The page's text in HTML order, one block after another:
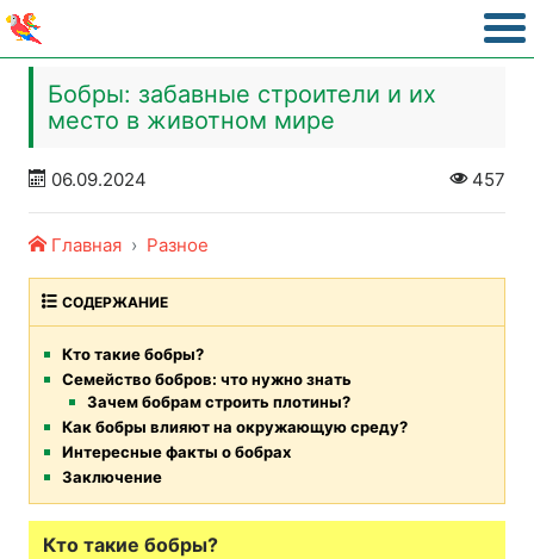
Бобры: забавные строители и их
место в животном мире
06.09.2024 457
Главная Разное
СОДЕРЖАНИЕ
Кто такие бобры?
Семейство бобров: что нужно знать
Зачем бобрам строить плотины?
Как бобры влияют на окружающую среду?
Интересные факты о бобрах
Заключение
Кто такие бобры?